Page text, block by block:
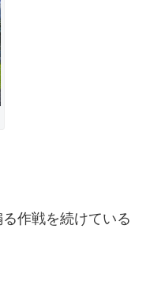
作戦を続けている